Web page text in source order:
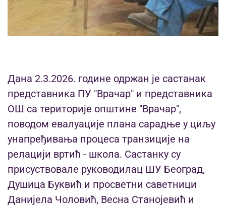
Дана 2.3.2026. године одржан је састанак
представника ПУ "Врачар" и представника
ОШ са територије општине "Врачар",
поводом евалуације плана сарадње у циљу
унапређивања процеса транзиције на
релацији вртић - школа. Састанку су
присуствовале руководилац ШУ Београд,
Душица Буквић и просветни саветници
Данијела Чоловић, Весна Станојевић и